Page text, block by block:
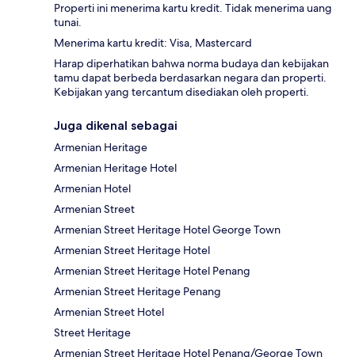
Properti ini menerima kartu kredit. Tidak menerima uang
tunai.
Menerima kartu kredit: Visa, Mastercard
Harap diperhatikan bahwa norma budaya dan kebijakan
tamu dapat berbeda berdasarkan negara dan properti.
Kebijakan yang tercantum disediakan oleh properti.
Juga dikenal sebagai
Armenian Heritage
Armenian Heritage Hotel
Armenian Hotel
Armenian Street
Armenian Street Heritage Hotel George Town
Armenian Street Heritage Hotel
Armenian Street Heritage Hotel Penang
Armenian Street Heritage Penang
Armenian Street Hotel
Street Heritage
Armenian Street Heritage Hotel Penang/George Town